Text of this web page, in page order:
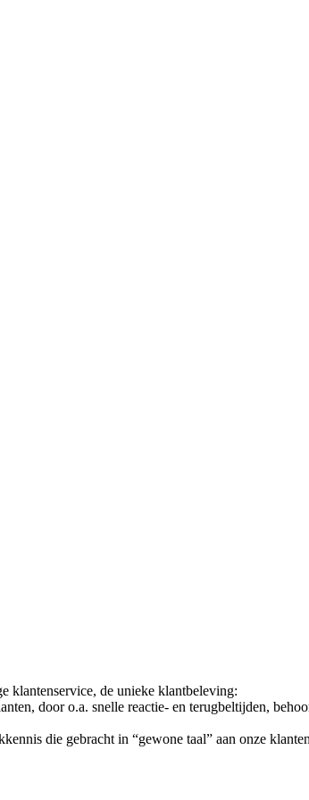
klantenservice, de unieke klantbeleving:
door o.a. snelle reactie- en terugbeltijden,
die gebracht in “gewone taal” aan onze